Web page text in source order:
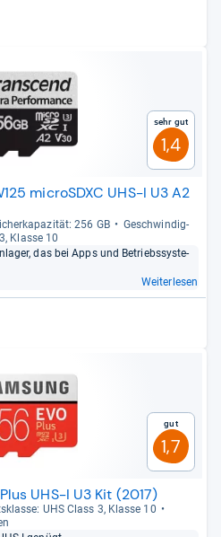
Sehr gut
1,4
microSDXC UHS-I U3 A2
256 GB
Geschwin­dig­
Klasse 10
das bei Apps und Betriebs­sys­te­
Weiterlesen
Gut
1,7
UHS-I U3 Kit (2017)
UHS Class 3, Klasse 10